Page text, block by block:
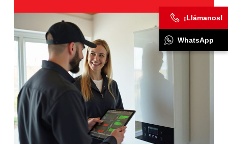
¡Llámanos!
WhatsApp